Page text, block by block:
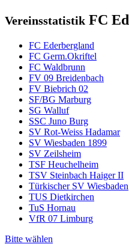
Vereinsstatistik FC
FC Ederbergland
FC Germ.Okriftel
FC Waldbrunn
FV 09 Breidenbach
FV Biebrich 02
SF/BG Marburg
SG Walluf
SSC Juno Burg
SV Rot-Weiss Hadamar
SV Wiesbaden 1899
SV Zeilsheim
TSF Heuchelheim
TSV Steinbach Haiger II
Türkischer SV Wiesbaden
TUS Dietkirchen
TuS Hornau
VfR 07 Limburg
Bitte wählen